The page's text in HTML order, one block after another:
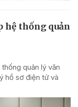
hệ thống quản
quản lý văn
hồ sơ điện tử và